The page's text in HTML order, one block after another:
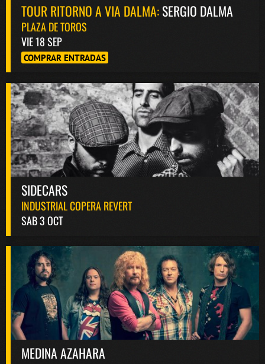
TOUR RITORNO A VIA DALMA:SERGIO DALMA
PLAZA DE TOROS
VIE 18 SEP
COMPRAR ENTRADAS
SIDECARS
INDUSTRIAL COPERA REVERT
SAB 3 OCT
MEDINA AZAHARA